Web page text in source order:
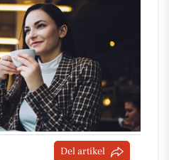
Del artikel